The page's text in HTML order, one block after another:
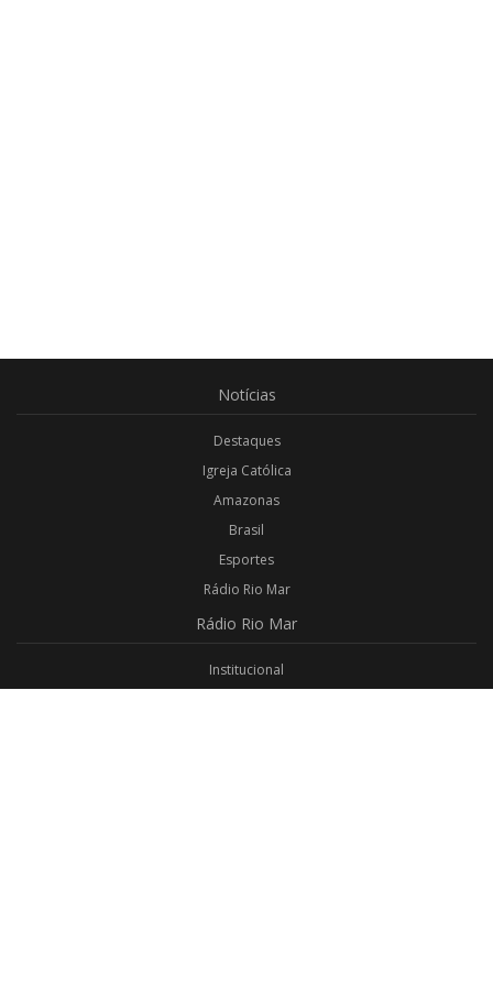
Notícias
Destaques
Igreja Católica
Amazonas
Brasil
Esportes
Rádio Rio Mar
Rádio Rio Mar
Institucional